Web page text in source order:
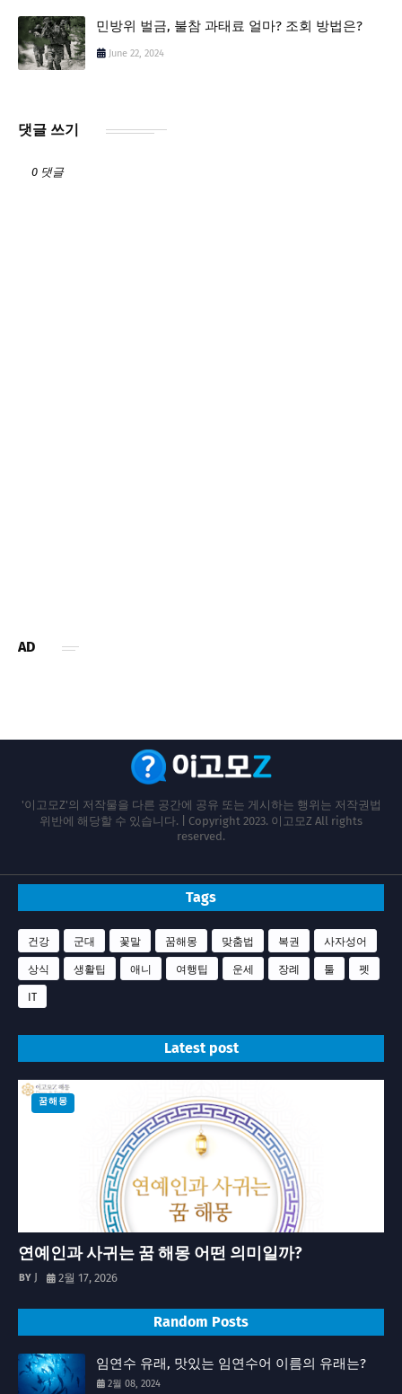
민방위 벌금, 불참 과태료 얼마? 조회 방법은?
June 22, 2024
댓글 쓰기
0 댓글
AD
'이고모Z'의 저작물을 다른 공간에 공유 또는 게시하는 행위는 저작권법
위반에 해당할 수 있습니다. | Copyright 2023. 이고모Z All rights
reserved.
Tags
건강 군대 꽃말 꿈해몽 맞춤법 복권 사자성어
상식 생활팁 애니 여행팁 운세 장례 툴 펫
IT
Latest post
꿈해몽
연예인과 사귀는 꿈 해몽 어떤 의미일까?
J 2월 17, 2026
Random Posts
임연수 유래, 맛있는 임연수어 이름의 유래는?
2월 08, 2024